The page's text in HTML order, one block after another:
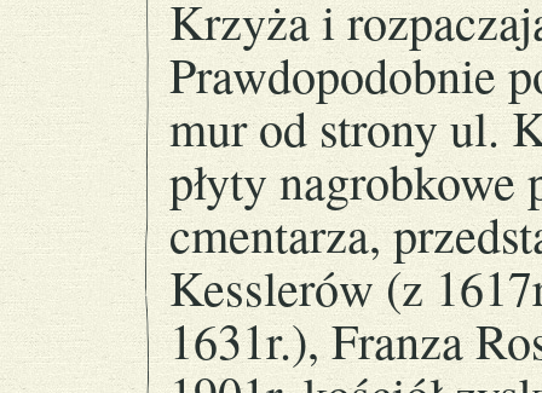
Krzyża i
Prawdopodobnie
mur od strony ul.
płyty nagrobkowe
cmentarza,
Kesslerów (z
1631r.), Franza